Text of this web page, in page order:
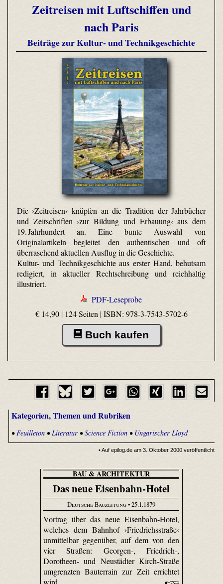
Zeitreisen mit Luftschiffen und
nach Paris
Beiträge zur Kultur- und Technikgeschichte
Die ›Zeitreisen‹ knüpfen an die Tradition der Jahrbücher
und Zeitschriften ›zur Bildung und Erbauung‹ aus dem
19. Jahrhundert an. Eine bunte Auswahl von
Originalartikeln begleitet den authentischen und oft
überraschend aktuellen Ausflug in die Geschichte.
Kultur- und Technikgeschichte aus erster Hand, behutsam
redigiert, in aktueller Rechtschreibung und reichhaltig
illustriert.
PDF-Leseprobe
€ 14,90 | 124 Seiten |ISBN: 978-3-7543-5702-6
Buch kaufen
Kategorien, Themen und Rubriken
•Feuilleton•Literatur•Science Fiction• Ungarischer Lloyd
• Auf epilog.de am 3. Oktober 2000 veröffentlicht
BAU & ARCHITEKTUR
Das neue Eisenbahn-Hotel
Deutsche Bauzeitung• 25.1.1879
Vortrag über das neue Eisenbahn-Hotel,
welches dem Bahnhof ›Friedrichsstraße‹
unmittelbar gegenüber, auf dem von den
vier Straßen: Georgen-, Friedrich-,
Dorotheen- und Neustädter Kirch-Straße
umgrenzten Bauterrain zur Zeit errichtet